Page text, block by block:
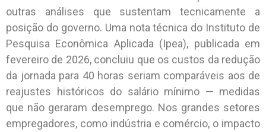
outras análises que sustentam tecnicamente a
posição do governo. Uma nota técnica do Instituto de
Pesquisa Econômica Aplicada (Ipea), publicada em
fevereiro de 2026, concluiu que os custos da redução
da jornada para 40 horas seriam comparáveis aos de
reajustes históricos do salário mínimo — medidas
que não geraram desemprego. Nos grandes setores
empregadores, como indústria e comércio, o impacto